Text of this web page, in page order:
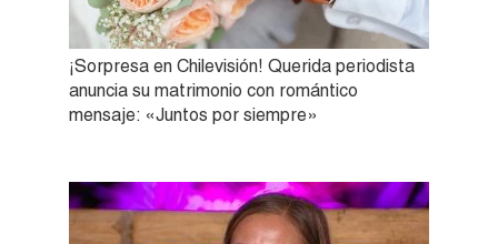
¡Sorpresa en Chilevisión! Querida periodista
anuncia su matrimonio con romántico
mensaje: «Juntos por siempre»